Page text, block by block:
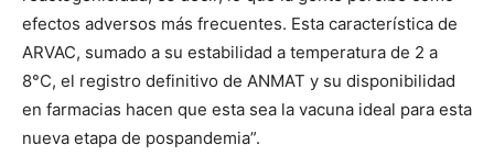
efectos adversos más frecuentes. Esta característica de
ARVAC, sumado a su estabilidad a temperatura de 2 a
8°C, el registro definitivo de ANMAT y su disponibilidad
en farmacias hacen que esta sea la vacuna ideal para esta
nueva etapa de pospandemia”.